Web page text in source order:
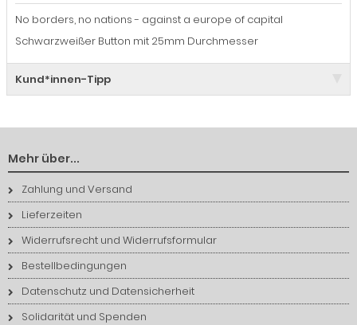
No borders, no nations - against a europe of capital
Schwarzweißer Button mit 25mm Durchmesser
Kund*innen-Tipp
Mehr über...
Zahlung und Versand
Lieferzeiten
Widerrufsrecht und Widerrufsformular
Bestellbedingungen
Datenschutz und Datensicherheit
Solidarität und Spenden